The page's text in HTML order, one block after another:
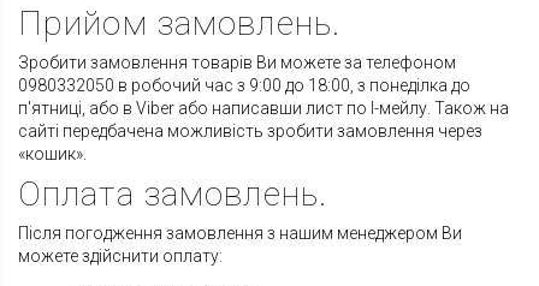
Прийом замовлень.
Зробити замовлення товарів Ви можете за телефоном
0980332050 в робочий час з 9:00 до 18:00, з понеділка до
п'ятниці, або в Viber або написавши лист по І-мейлу. Також на
сайті передбачена можливість зробити замовлення через
«кошик».
Оплата замовлень.
Після погодження замовлення з нашим менеджером Ви
можете здійснити оплату: